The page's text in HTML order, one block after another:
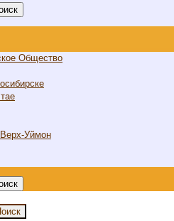
Общество
Уймон